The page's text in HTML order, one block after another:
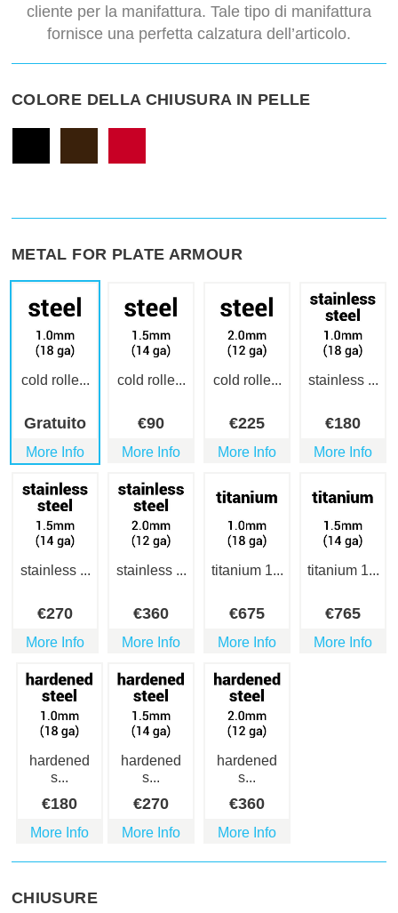
cliente per la manifattura. Tale tipo di manifattura
fornisce una perfetta calzatura dell’articolo.
COLORE DELLA CHIUSURA IN PELLE
METAL FOR PLATE ARMOUR
cold rolle...
Gratuito
More Info
cold rolle...
€90
More Info
cold rolle...
€225
More Info
stainless ...
€180
More Info
stainless ...
€270
More Info
stainless ...
€360
More Info
titanium 1...
€675
More Info
titanium 1...
€765
More Info
hardened
s...
€180
More Info
hardened
s...
€270
More Info
hardened
s...
€360
More Info
CHIUSURE